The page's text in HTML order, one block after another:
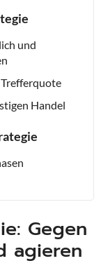
und
Handel
Gegen
agieren